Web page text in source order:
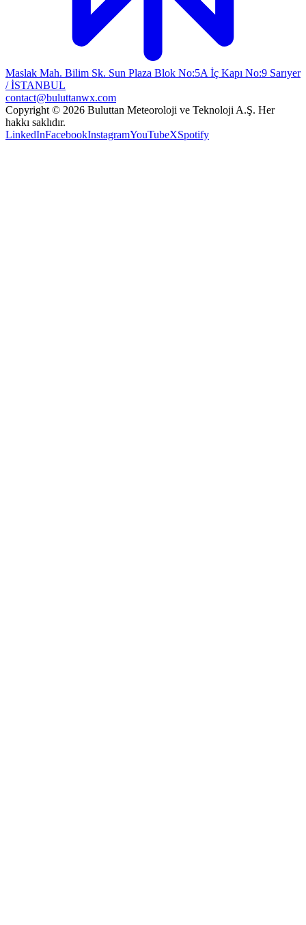
Maslak Mah. Bilim Sk. Sun Plaza Blok No:5A İç Kapı No:9 Sarıyer
/ İSTANBUL
contact@buluttanwx.com
Copyright © 2026 Buluttan Meteoroloji ve Teknoloji A.Ş. Her
hakkı saklıdır.
LinkedInFacebookInstagramYouTubeXSpotify